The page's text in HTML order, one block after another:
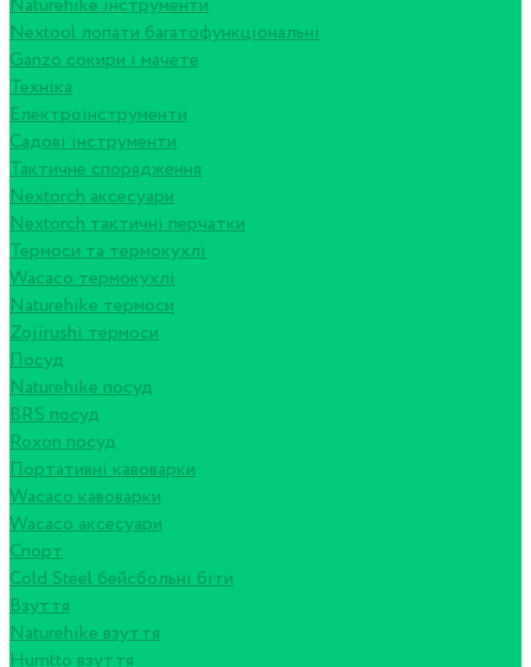
Naturehike інструменти
Nextool лопати багатофункціональні
Ganzo сокири і мачете
Техніка
Електроінструменти
Садові інструменти
Тактичне спорядження
Nextorch аксесуари
Nextorch тактичні перчатки
Термоси та термокухлі
Wacaco термокухлі
Naturehike термоси
Zojirushi термоси
Посуд
Naturehike посуд
BRS посуд
Roxon посуд
Портативні кавоварки
Wacaco кавоварки
Wacaco аксесуари
Спорт
Cold Steel бейсбольні біти
Взуття
Naturehike взуття
Humtto взуття